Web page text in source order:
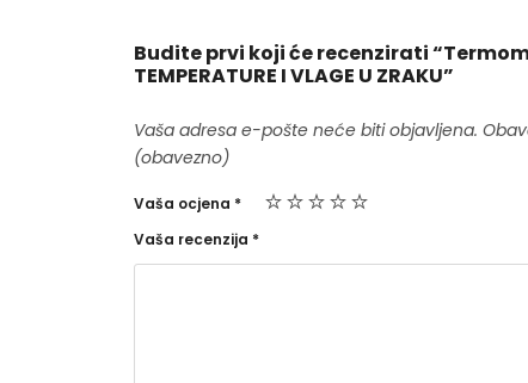
Budite prvi koji će recenzirati
TEMPERATURE I VLAGE U ZRAKU”
Vaša adresa e-pošte neće biti objavljena.
(obavezno)
Vaša ocjena *
Vaša recenzija *